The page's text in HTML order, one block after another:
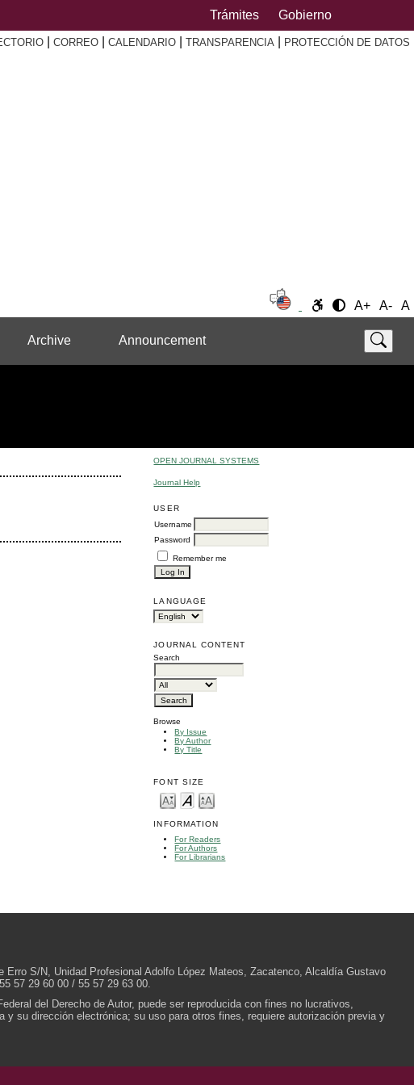
Trámites Gobierno
CORREO CALENDARIO TRANSPARENCIA PROTECCIÓN DE DATOS
A+ A- A
Archive Announcement
OPEN JOURNAL SYSTEMS
Journal Help
USER
Username
Password
Remember me
LANGUAGE
JOURNAL CONTENT
Search
Browse
By Issue
By Author
By Title
FONT SIZE
INFORMATION
For Readers
For Authors
For Librarians
S/N, Unidad Profesional Adolfo López Mateos, Zacatenco, Alcaldía Gustavo
57 29 60 00 / 55 57 29 63 00.
del Derecho de Autor, puede ser reproducida con fines no lucrativos,
su dirección electrónica; su uso para otros fines, requiere autorización previa y